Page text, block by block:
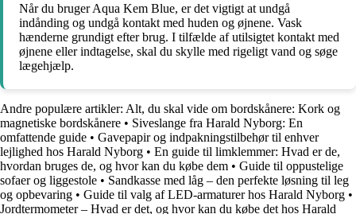
Når du bruger Aqua Kem Blue, er det vigtigt at undgå
indånding og undgå kontakt med huden og øjnene. Vask
hænderne grundigt efter brug. I tilfælde af utilsigtet kontakt med
øjnene eller indtagelse, skal du skylle med rigeligt vand og søge
lægehjælp.
Andre populære artikler: Alt, du skal vide om bordskånere: Kork og
magnetiske bordskånere • Siveslange fra Harald Nyborg: En
omfattende guide • Gavepapir og indpakningstilbehør til enhver
lejlighed hos Harald Nyborg • En guide til limklemmer: Hvad er de,
hvordan bruges de, og hvor kan du købe dem • Guide til oppustelige
sofaer og liggestole • Sandkasse med låg – den perfekte løsning til leg
og opbevaring • Guide til valg af LED-armaturer hos Harald Nyborg •
Jordtermometer – Hvad er det, og hvor kan du købe det hos Harald